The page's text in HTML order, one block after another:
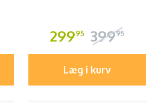
29995 39995
Læg i kurv